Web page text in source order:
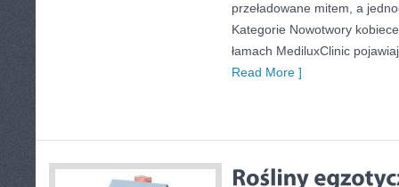
przeładowane mitem, a
Kategorie Nowotwory
łamach MediluxClinic
Read More ]